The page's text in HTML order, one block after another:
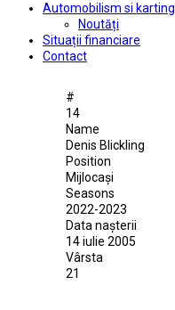
Automobilism si karting
Noutăți
Situații financiare
Contact
#
14
Name
Denis Blickling
Position
Mijlocași
Seasons
2022-2023
Data nașterii
14 iulie 2005
Vârsta
21